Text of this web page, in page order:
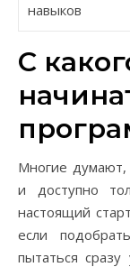
навыков
С
Многие
и доступно
настоящий
если
пытаться